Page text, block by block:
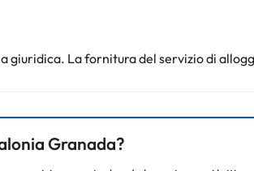
a pagamento. Puoi consultare le relative
giuridica. La fornitura del servizio di
Granada?